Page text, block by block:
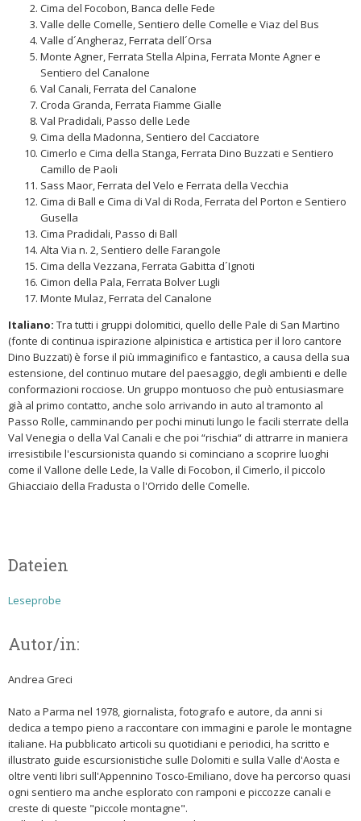
Cima del Focobon, Banca delle Fede
Valle delle Comelle, Sentiero delle Comelle e Viaz del Bus
Valle d´Angheraz, Ferrata dell´Orsa
Monte Agner, Ferrata Stella Alpina, Ferrata Monte Agner e
Sentiero del Canalone
Val Canali, Ferrata del Canalone
Croda Granda, Ferrata Fiamme Gialle
Val Pradidali, Passo delle Lede
Cima della Madonna, Sentiero del Cacciatore
Cimerlo e Cima della Stanga, Ferrata Dino Buzzati e Sentiero
Camillo de Paoli
Sass Maor, Ferrata del Velo e Ferrata della Vecchia
Cima di Ball e Cima di Val di Roda, Ferrata del Porton e Sentiero
Gusella
Cima Pradidali, Passo di Ball
Alta Via n. 2, Sentiero delle Farangole
Cima della Vezzana, Ferrata Gabitta d´Ignoti
Cimon della Pala, Ferrata Bolver Lugli
Monte Mulaz, Ferrata del Canalone
Italiano: Tra tutti i gruppi dolomitici, quello delle Pale di San Martino
(fonte di continua ispirazione alpinistica e artistica per il loro cantore
Dino Buzzati) è forse il più immaginifico e fantastico, a causa della sua
estensione, del continuo mutare del paesaggio, degli ambienti e delle
conformazioni rocciose. Un gruppo montuoso che può entusiasmare
già al primo contatto, anche solo arrivando in auto al tramonto al
Passo Rolle, camminando per pochi minuti lungo le facili sterrate della
Val Venegia o della Val Canali e che poi “rischia“ di attrarre in maniera
irresistibile l'escursionista quando si cominciano a scoprire luoghi
come il Vallone delle Lede, la Valle di Focobon, il Cimerlo, il piccolo
Ghiacciaio della Fradusta o l'Orrido delle Comelle.
Dateien
Leseprobe
Autor/in:
Andrea Greci
Nato a Parma nel 1978, giornalista, fotografo e autore, da anni si
dedica a tempo pieno a raccontare con immagini e parole le montagne
italiane. Ha pubblicato articoli su quotidiani e periodici, ha scritto e
illustrato guide escursionistiche sulle Dolomiti e sulla Valle d'Aosta e
oltre venti libri sull'Appennino Tosco-Emiliano, dove ha percorso quasi
ogni sentiero ma anche esplorato con ramponi e piccozze canali e
creste di queste "piccole montagne".